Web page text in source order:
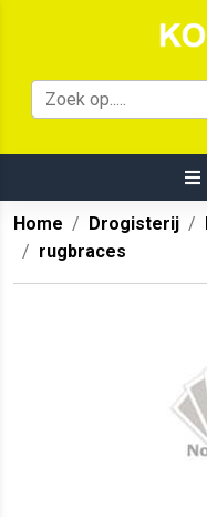
Home Drogisterij
rugbraces